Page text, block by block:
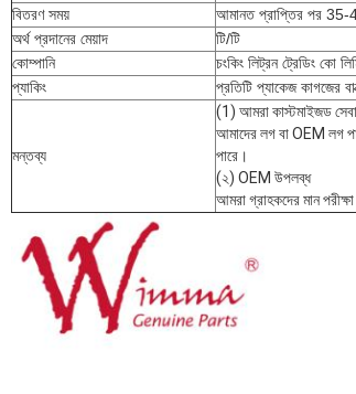
বিতরণ সময়
আমানত প্রাপ্তির পর 35-
অর্থ প্রদানের মেয়াদ
টি/টি
কোম্পানি
চংকিং লিট্রন ট্রেডিং কো
প্যাকিং
প্রতিটি প্যাকেজ কাগজের
মন্তব্য
(1) আমরা কাস্টমাইজড
আমাদের লগ বা OEM লগ
পারে।
(২) OEM উপলব্ধ
আমরা গ্রাহকদের মান